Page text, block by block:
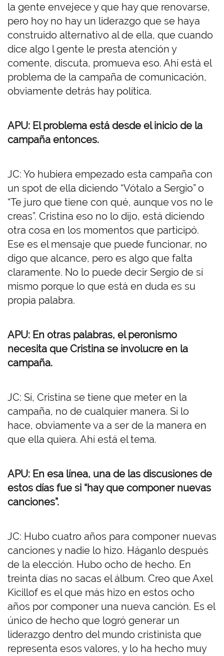
la gente envejece y que hay que renovarse,
pero hoy no hay un liderazgo que se haya
construido alternativo al de ella, que cuando
dice algo l gente le presta atención y
comente, discuta, promueva eso. Ahí está el
problema de la campaña de comunicación,
obviamente detrás hay política.
APU: El problema está desde el inicio de la
campaña entonces.
JC: Yo hubiera empezado esta campaña con
un spot de ella diciendo “Vótalo a Sergio” o
“Te juro que tiene con qué, aunque vos no le
creas”. Cristina eso no lo dijo, está diciendo
otra cosa en los momentos que participó.
Ese es el mensaje que puede funcionar, no
digo que alcance, pero es algo que falta
claramente. No lo puede decir Sergio de sí
mismo porque lo que está en duda es su
propia palabra.
APU: En otras palabras, el peronismo
necesita que Cristina se involucre en la
campaña.
JC: Sí, Cristina se tiene que meter en la
campaña, no de cualquier manera. Si lo
hace, obviamente va a ser de la manera en
que ella quiera. Ahí está el tema.
APU: En esa línea, una de las discusiones de
estos días fue si “hay que componer nuevas
canciones”.
JC: Hubo cuatro años para componer nuevas
canciones y nadie lo hizo. Háganlo después
de la elección. Hubo ocho de hecho. En
treinta días no sacas el álbum. Creo que Axel
Kicillof es el que más hizo en estos ocho
años por componer una nueva canción. Es el
único de hecho que logró generar un
liderazgo dentro del mundo cristinista que
representa esos valores, y lo ha hecho muy